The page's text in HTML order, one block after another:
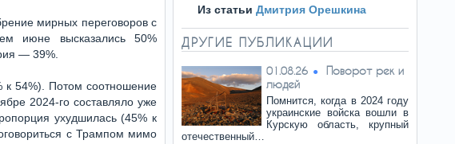
мирных переговоров с
июне высказались 50%
— 39%.
к 54%). Потом соотношение
2024-го составляло уже
ухудшилась (45% к
с Трампом мимо
Из статьи Дмитрия Орешкина
ДРУГИЕ ПУБЛИКАЦИИ
01.08.26
Поворот рек и
людей
Помнится, когда в 2024 году
украинские войска вошли в
Курскую область, крупный
отечественный…